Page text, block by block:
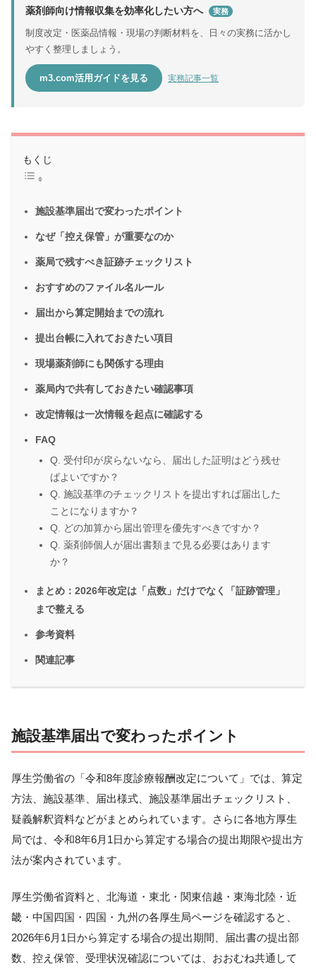
薬剤師向け情報収集を効率化したい方へ 実務
制度改定・医薬品情報・現場の判断材料を、日々の実務に活かし
やすく整理しましょう。
m3.com活用ガイドを見る 実務記事一覧
もくじ
施設基準届出で変わったポイント
なぜ「控え保管」が重要なのか
薬局で残すべき証跡チェックリスト
おすすめのファイル名ルール
届出から算定開始までの流れ
提出台帳に入れておきたい項目
現場薬剤師にも関係する理由
薬局内で共有しておきたい確認事項
改定情報は一次情報を起点に確認する
FAQ
Q. 受付印が戻らないなら、届出した証明はどう残せ
ばよいですか？
Q. 施設基準のチェックリストを提出すれば届出した
ことになりますか？
Q. どの加算から届出管理を優先すべきですか？
Q. 薬剤師個人が届出書類まで見る必要はあります
か？
まとめ：2026年改定は「点数」だけでなく「証跡管理」
まで整える
参考資料
関連記事
施設基準届出で変わったポイント
厚生労働省の「令和8年度診療報酬改定について」では、算定
方法、施設基準、届出様式、施設基準届出チェックリスト、
疑義解釈資料などがまとめられています。さらに各地方厚生
局では、令和8年6月1日から算定する場合の提出期限や提出方
法が案内されています。
厚生労働省資料と、北海道・東北・関東信越・東海北陸・近
畿・中国四国・四国・九州の各厚生局ページを確認すると、
2026年6月1日から算定する場合の提出期間、届出書の提出部
数、控え保管、受理状況確認については、おおむね共通して